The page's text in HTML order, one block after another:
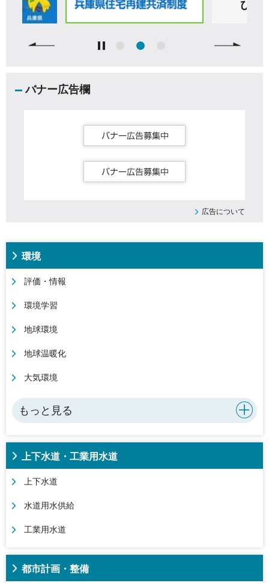
バナー広告欄
広告について
環境
評価・情報
環境学習
地球環境
地球温暖化
大気環境
もっと見る
上下水道・工業用水道
上下水道
水道用水供給
工業用水道
都市計画・整備